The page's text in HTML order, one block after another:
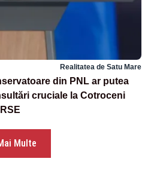
Realitatea de Satu Mare
din PNL ar putea
cruciale la Cotroceni
Multe